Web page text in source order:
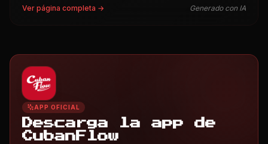
Ver página completa → Generado con IA
APP OFICIAL
Descarga la app de
CubanFlow